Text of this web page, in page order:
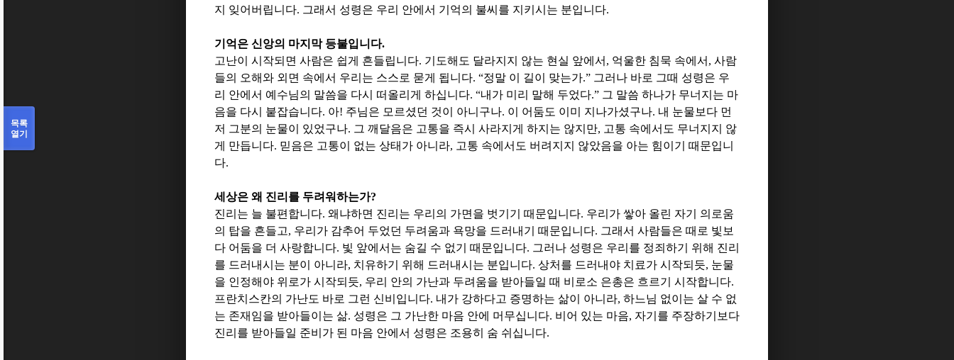
지 잊어버립니다. 그래서 성령은 우리 안에서 기억의 불씨를 지키시는 분입니다.
기억은 신앙의 마지막 등불입니다.
고난이 시작되면 사람은 쉽게 흔들립니다. 기도해도 달라지지 않는 현실 앞에서 , 억울한 침묵 속에서 , 사람
들의 오해와 외면 속에서 우리는 스스로 묻게 됩니다. “정말 이 길이 맞는가.” 그러나 바로 그때 성령은 우
리 안에서 예수님의 말씀을 다시 떠올리게 하십니다. “내가 미리 말해 두었다.” 그 말씀 하나가 무너지는 마
음을 다시 붙잡습니다. 아! 주님은 모르셨던 것이 아니구나. 이 어둠도 이미 지나가셨구나. 내 눈물보다 먼
저 그분의 눈물이 있었구나. 그 깨달음은 고통을 즉시 사라지게 하지는 않지만, 고통 속에서도 무너지지 않
게 만듭니다. 믿음은 고통이 없는 상태가 아니라, 고통 속에서도 버려지지 않았음을 아는 힘이기 때문입니
다.
세상은 왜 진리를 두려워하는가?
진리는 늘 불편합니다. 왜냐하면 진리는 우리의 가면을 벗기기 때문입니다. 우리가 쌓아 올린 자기 의로움
의 탑을 흔들고, 우리가 감추어 두었던 두려움과 욕망을 드러내기 때문입니다. 그래서 사람들은 때로 빛보
다 어둠을 더 사랑합니다. 빛 앞에서는 숨길 수 없기 때문입니다. 그러나 성령은 우리를 정죄하기 위해 진리
를 드러내시는 분이 아니라, 치유하기 위해 드러내시는 분입니다. 상처를 드러내야 치료가 시작되듯, 눈물
을 인정해야 위로가 시작되듯, 우리 안의 가난과 두려움을 받아들일 때 비로소 은총은 흐르기 시작합니다.
프란치스칸의 가난도 바로 그런 신비입니다. 내가 강하다고 증명하는 삶이 아니라, 하느님 없이는 살 수 없
는 존재임을 받아들이는 삶. 성령은 그 가난한 마음 안에 머무십니다. 비어 있는 마음, 자기를 주장하기보다
진리를 받아들일 준비가 된 마음 안에서 성령은 조용히 숨 쉬십니다.
목록
열기